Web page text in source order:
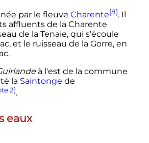
par le fleuve Charente[8]. Il
affluents de la Charente
de la Tenaie, qui s'écoule
et le ruisseau de la Gorre, en
à l'est de la commune
la Saintonge de
2].
eaux